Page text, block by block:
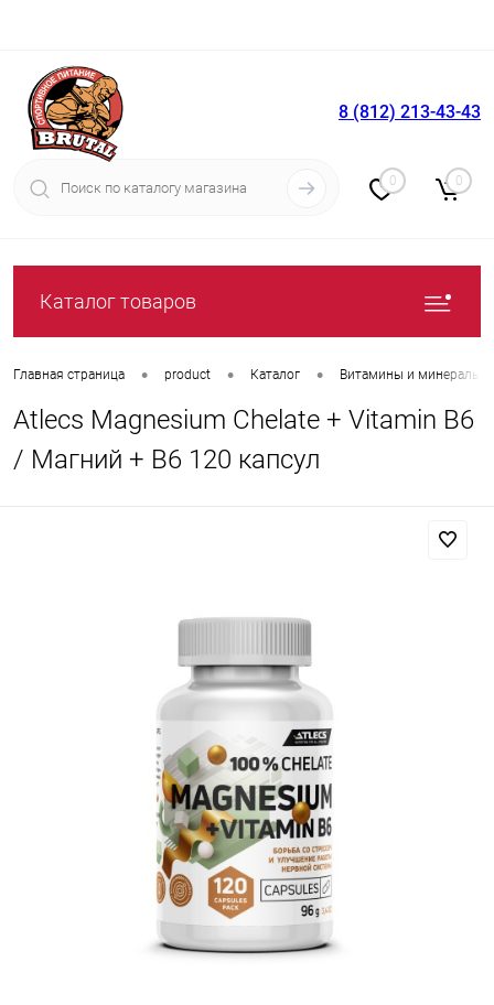
Вход Регистрация
8 (812) 213-43-43
0 0
Каталог товаров
Главная страница • product • Каталог • Витамины и минералы
Atlecs Magnesium Chelate + Vitamin B6
/ Магний + В6 120 капсул